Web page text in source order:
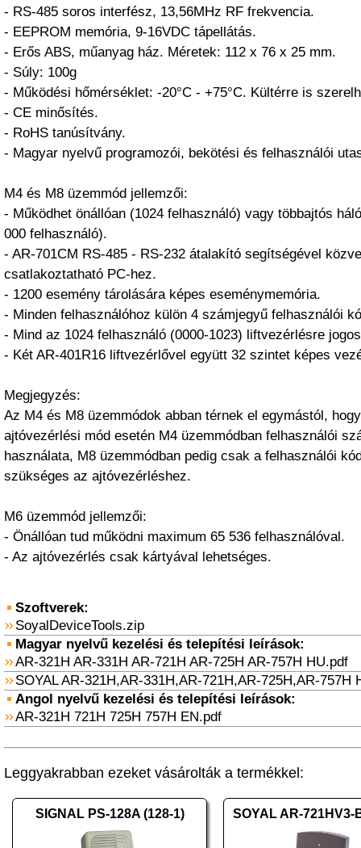
- RS-485 soros interfész, 13,56MHz RF frekvencia.
- EEPROM memória, 9-16VDC tápellátás.
- Erős ABS, műanyag ház. Méretek: 112 x 76 x 25 mm.
- Súly: 100g
- Működési hőmérséklet: -20°C - +75°C. Kültérre is
- CE minősítés.
- RoHS tanúsítvány.
- Magyar nyelvű programozói, bekötési és felhasználói
M4 és M8 üzemmód jellemzői:
- Működhet önállóan (1024 felhasználó) vagy többajtós
000 felhasználó).
- AR-701CM RS-485 - RS-232 átalakító segítségével
csatlakoztatható PC-hez.
- 1200 esemény tárolására képes eseménymemória.
- Minden felhasználóhoz külön 4 számjegyű felhasználói
- Mind az 1024 felhasználó (0000-1023) liftvezérlésre
- Két AR-401R16 liftvezérlővel együtt 32 szintet képes
Megjegyzés:
Az M4 és M8 üzemmódok abban térnek el egymástól,
ajtóvezérlési mód esetén M4 üzemmódban felhasználói
használata, M8 üzemmódban pedig csak a felhasználói
szükséges az ajtóvezérléshez.
M6 üzemmód jellemzői:
- Önállóan tud működni maximum 65 536 felhasználóval.
- Az ajtóvezérlés csak kártyával lehetséges.
Szoftverek:
SoyalDeviceTools.zip
Magyar nyelvű kezelési és telepítési leírások:
AR-321H AR-331H AR-721H AR-725H AR-757H HU.pdf
SOYAL AR-321H,AR-331H,AR-721H,AR-725H,AR-757H
Angol nyelvű kezelési és telepítési leírások:
AR-321H 721H 725H 757H EN.pdf
Leggyakrabban ezeket vásárolták a termékkel:
SIGNAL PS-128A (128-1) SOYAL AR-721HV3-